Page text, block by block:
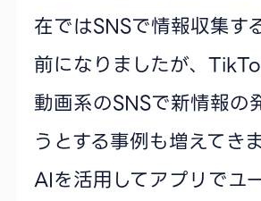
在ではSNSで情報収集す
前になりましたが、
動画系のSNSで新情報の
うとする事例も増えてき
AIを活用してアプリでユ